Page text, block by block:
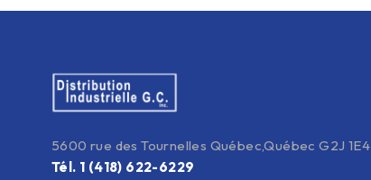
5600 rue des Tournelles Québec,Québec G2J 1E4
Tél. 1 (418) 622-6229